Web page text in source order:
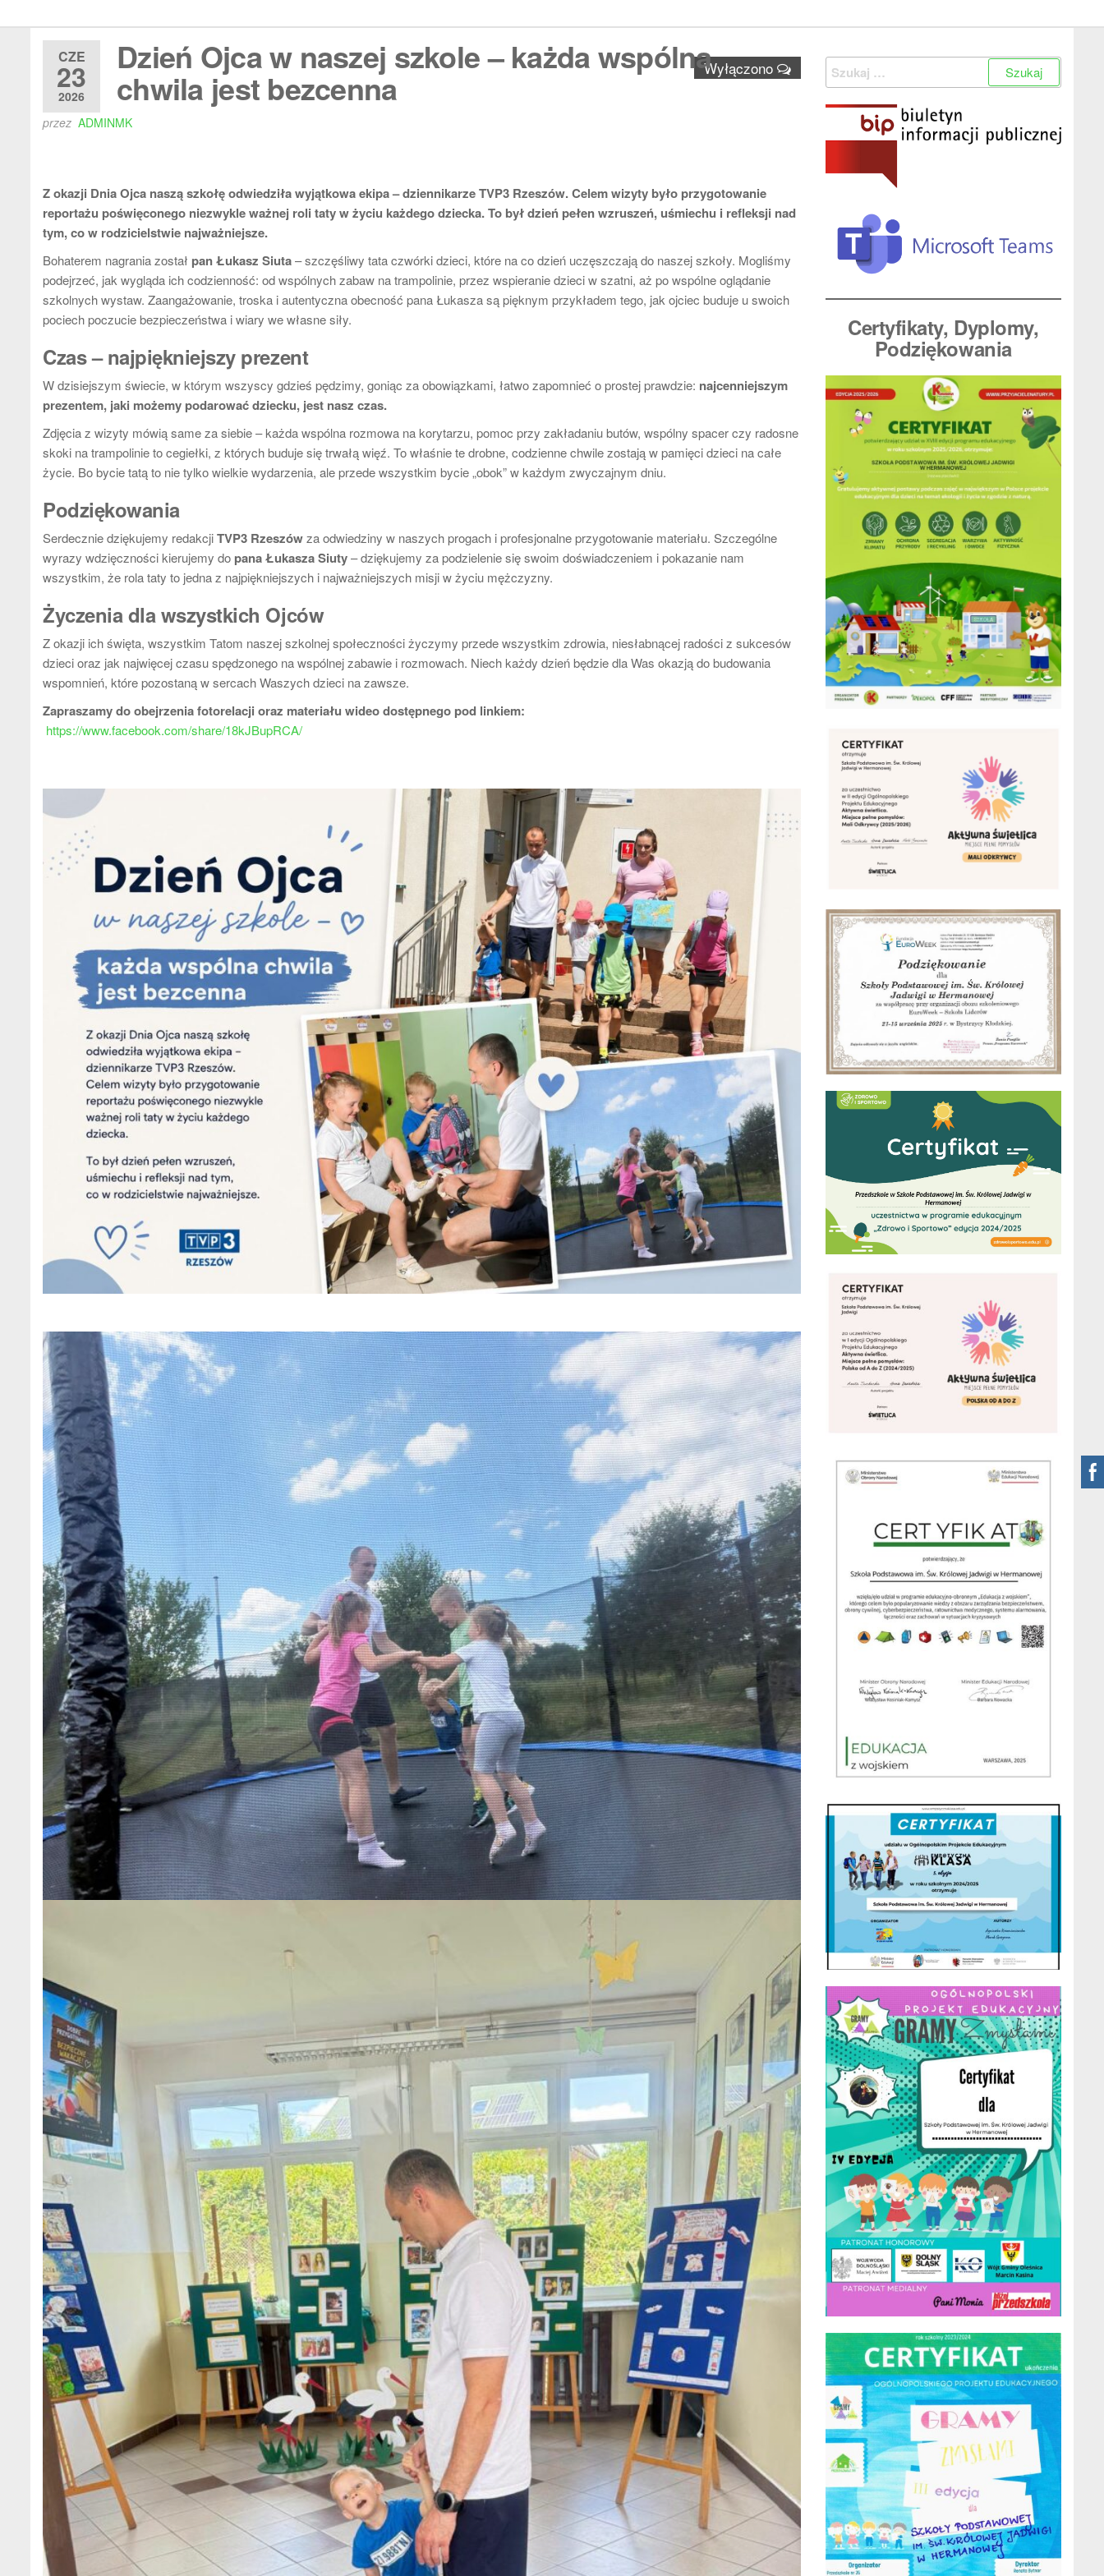
CZE
23
2026
Wyłączono
Dzień Ojca w naszej szkole – każda wspólna
chwila jest bezcenna
przez ADMINMK
Z okazji Dnia Ojca naszą szkołę odwiedziła wyjątkowa ekipa – dziennikarze TVP3 Rzeszów. Celem wizyty było przygotowanie
reportażu poświęconego niezwykle ważnej roli taty w życiu każdego dziecka. To był dzień pełen wzruszeń, uśmiechu i refleksji nad
tym, co w rodzicielstwie najważniejsze.
Bohaterem nagrania został pan Łukasz Siuta– szczęśliwy tata czwórki dzieci, które na co dzień uczęszczają do naszej szkoły. Mogliśmy
podejrzeć, jak wygląda ich codzienność: od wspólnych zabaw na trampolinie, przez wspieranie dzieci w szatni, aż po wspólne oglądanie
szkolnych wystaw. Zaangażowanie, troska i autentyczna obecność pana Łukasza są pięknym przykładem tego, jak ojciec buduje u swoich
pociech poczucie bezpieczeństwa i wiary we własne siły.
Czas – najpiękniejszy prezent
W dzisiejszym świecie, w którym wszyscy gdzieś pędzimy, goniąc za obowiązkami, łatwo zapomnieć o prostej prawdzie: najcenniejszym
prezentem, jaki możemy podarować dziecku, jest nasz czas.
Zdjęcia z wizyty mówią same za siebie – każda wspólna rozmowa na korytarzu, pomoc przy zakładaniu butów, wspólny spacer czy radosne
skoki na trampolinie to cegiełki, z których buduje się trwałą więź. To właśnie te drobne, codzienne chwile zostają w pamięci dzieci na całe
życie. Bo bycie tatą to nie tylko wielkie wydarzenia, ale przede wszystkim bycie „obok” w każdym zwyczajnym dniu.
Podziękowania
Serdecznie dziękujemy redakcjiTVP3 Rzeszówza odwiedziny w naszych progach i profesjonalne przygotowanie materiału. Szczególne
wyrazy wdzięczności kierujemy do pana Łukasza Siuty– dziękujemy za podzielenie się swoim doświadczeniem i pokazanie nam
wszystkim, że rola taty to jedna z najpiękniejszych i najważniejszych misji w życiu mężczyzny.
Życzenia dla wszystkich Ojców
Z okazji ich święta, wszystkim Tatom naszej szkolnej społeczności życzymy przede wszystkim zdrowia, niesłabnącej radości z sukcesów
dzieci oraz jak najwięcej czasu spędzonego na wspólnej zabawie i rozmowach. Niech każdy dzień będzie dla Was okazją do budowania
wspomnień, które pozostaną w sercach Waszych dzieci na zawsze.
Zapraszamy do obejrzenia fotorelacji oraz materiału wideo dostępnego pod linkiem:
https://www.facebook.com/share/18kJBupRCA/
Szukaj:
Certyfikaty, Dyplomy,
Podziękowania